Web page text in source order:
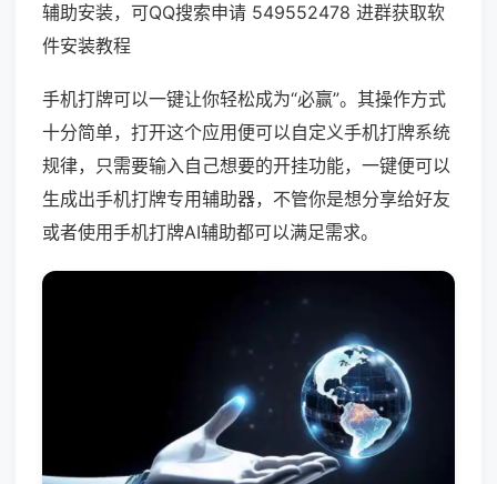
辅助安装，可QQ搜索申请 549552478 进群获取软
件安装教程
手机打牌可以一键让你轻松成为“必赢”。其操作方式
十分简单，打开这个应用便可以自定义手机打牌系统
规律，只需要输入自己想要的开挂功能，一键便可以
生成出手机打牌专用辅助器，不管你是想分享给好友
或者使用手机打牌AI辅助都可以满足需求。